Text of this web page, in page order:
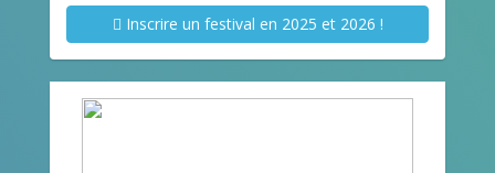
Inscrire un festival en 2025 et 2026 !